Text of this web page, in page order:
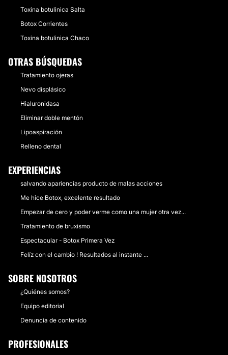
Toxina botulinica Salta
Botox Corrientes
Toxina botulinica Chaco
OTRAS BÚSQUEDAS
Tratamiento ojeras
Nevo displásico
Hialuronidasa
Eliminar doble mentón
Lipoaspiración
Relleno dental
EXPERIENCIAS
salvando apariencias producto de malas acciones
Me hice Botox, excelente resultado
Empezar de cero y poder verme como una mujer otra vez...
Tratamiento de bruxismo
Espectacular - Botox Primera Vez
Felíz con el cambio ! Resultados al instante ...
SOBRE NOSOTROS
¿Quiénes somos?
Equipo editorial
Denuncia de contenido
PROFESIONALES